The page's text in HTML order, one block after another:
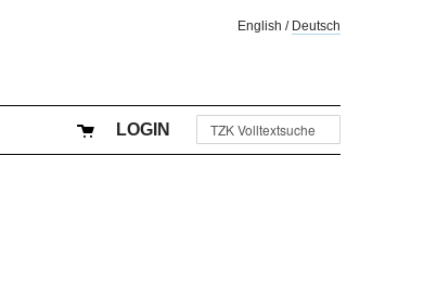
English / Deutsch
LOGIN